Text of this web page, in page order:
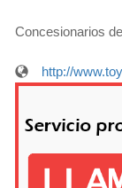
Concesionarios
http://